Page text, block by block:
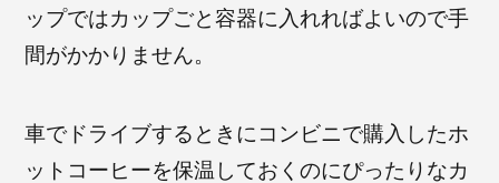
ップではカップごと容器に入れればよいので手
間がかかりません。
車でドライブするときにコンビニで購入したホ
ットコーヒーを保温しておくのにぴったりなカ